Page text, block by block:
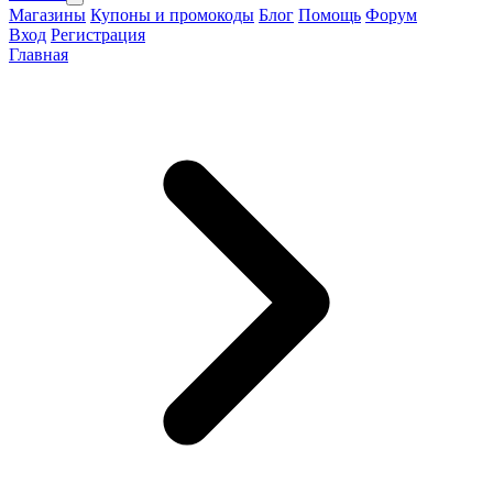
Магазины Купоны и промокоды Блог Помощь Форум
Вход Регистрация
Главная